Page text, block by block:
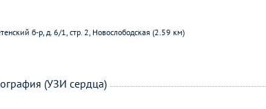
б-р, д. 6/1, стр. 2, Новослободская (2.59 км)
(УЗИ сердца)